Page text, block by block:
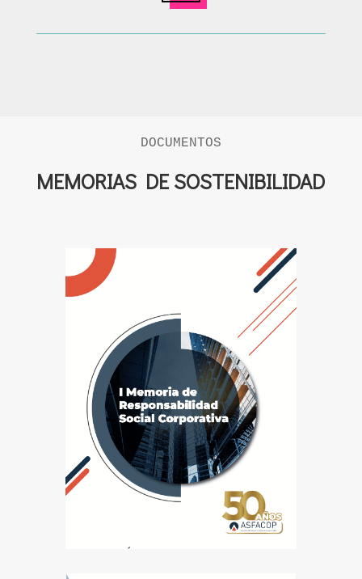
DOCUMENTOS
MEMORIAS DE SOSTENIBILIDAD